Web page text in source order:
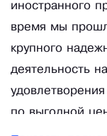
иностранного
время мы
крупного
деятельность
по выгодной
создали